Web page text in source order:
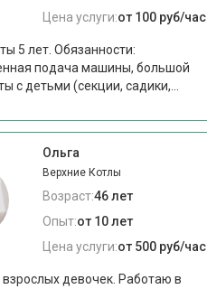
Цена услуги:от 100 руб/час
5 лет. Обязанности:
подача машины, большой
с детьми (секции, садики,...
Ольга
Верхние Котлы
Возраст:46 лет
Опыт:от 10 лет
Цена услуги:от 500 руб/час
девочек. Работаю в